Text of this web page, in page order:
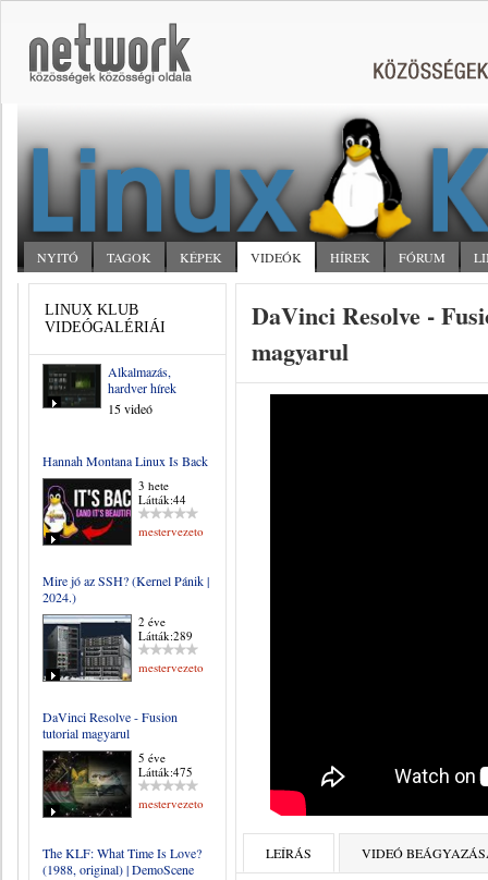
NYITÓ TAGOK KÉPEK VIDEÓK HÍREK FÓRUM
LINUX KLUB
VIDEÓGALÉRIÁI
Alkalmazás,
hardver hírek
15 videó
Hannah Montana Linux Is Back
3 hete
Látták:44
mestervezeto
Mire jó az SSH? (Kernel Pánik |
2024.)
2 éve
Látták:289
mestervezeto
DaVinci Resolve - Fusion
tutorial magyarul
5 éve
Látták:475
mestervezeto
The KLF: What Time Is Love?
(1988, original) | DemoScene
DaVinci Resolve -
magyarul
LEÍRÁS VIDEÓ